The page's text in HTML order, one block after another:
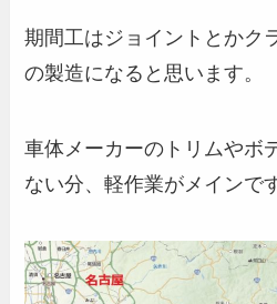
期間工はジョイントとかク
の製造になると思います。
車体メーカーのトリムやボ
ない分、軽作業がメインで